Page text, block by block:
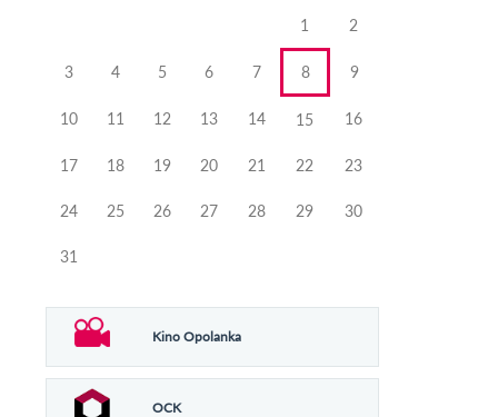
1 2
3 4 5 6 7 8 9
10 11 12 13 14 15 16
17 18 19 20 21 22 23
24 25 26 27 28 29 30
31
Kino Opolanka
OCK